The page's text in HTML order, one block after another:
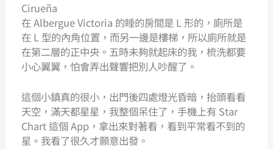
Cirueña
在 Albergue Victoria 的睡的房間是 L 形的，廁所是
在 L 型的內角位置，而另一邊是樓梯，所以廁所就是
在第二層的正中央。五時未夠就起床的我，梳洗都要
小心翼翼，怕會弄出聲響把別人吵醒了。
這個小鎮真的很小，出門後四處燈光昏暗，抬頭看看
天空，滿天都星星，我整個呆住了，手機上有 Star
Chart 這個 App，拿出來對著看，看到平常看不到的
星。我看了很久才願意出發。